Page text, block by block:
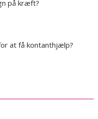
på kræft?
at få kontanthjælp?